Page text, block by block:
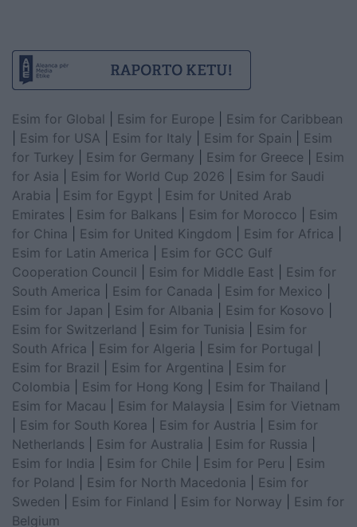
Esim for Global Esim for Europe
Esim for Caribbean
Esim for USA Esim for Italy Esim for Spain
Esim
for Turkey
Esim for Germany Esim for Greece
Esim
for Asia
Esim for World Cup 2026
Esim for Saudi
Arabia
Esim for Egypt
Esim for United Arab
Emirates
Esim for Balkans Esim for Morocco
Esim
for China
Esim for United Kingdom Esim for Africa
Esim for Latin America
Esim for GCC Gulf
Cooperation Council
Esim for Middle East
Esim for
South America
Esim for Canada Esim for Mexico
Esim for Japan
Esim for Albania Esim for Kosovo
Esim for Switzerland
Esim for Tunisia
Esim for
South Africa
Esim for Algeria Esim for Portugal
Esim for Brazil
Esim for Argentina
Esim for
Colombia
Esim for Hong Kong Esim for Thailand
Esim for Macau
Esim for Malaysia
Esim for Vietnam
Esim for South Korea Esim for Austria
Esim for
Netherlands
Esim for Australia Esim for Russia
Esim for India
Esim for Chile Esim for Peru
Esim
for Poland
Esim for North Macedonia
Esim for
Sweden
Esim for Finland Esim for Norway
Esim for
Belgium